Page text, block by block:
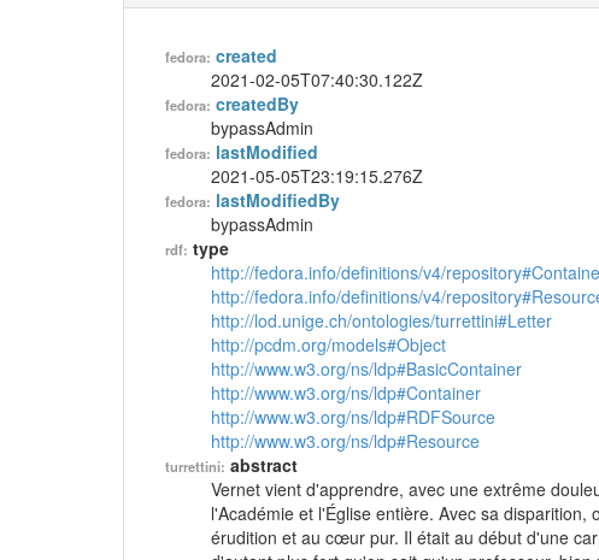
fedora: created
2021-02-05T07:40:30.122Z
fedora: createdBy
bypassAdmin
fedora: lastModified
2021-05-05T23:19:15.276Z
fedora: lastModifiedBy
bypassAdmin
rdf: type
http://fedora.info/definitions/v4/
http://fedora.info/definitions/v4/
http://lod.unige.ch/ontologies/turrettini#Letter
http://pcdm.org/models#Object
http://www.w3.org/ns/ldp#BasicContainer
http://www.w3.org/ns/ldp#Container
http://www.w3.org/ns/ldp#RDFSource
http://www.w3.org/ns/ldp#Resource
turrettini: abstract
Vernet vient d'apprendre, avec une extrême
l'Académie et l'Église entière. Avec sa
érudition et au cœur pur. Il était au début d'une